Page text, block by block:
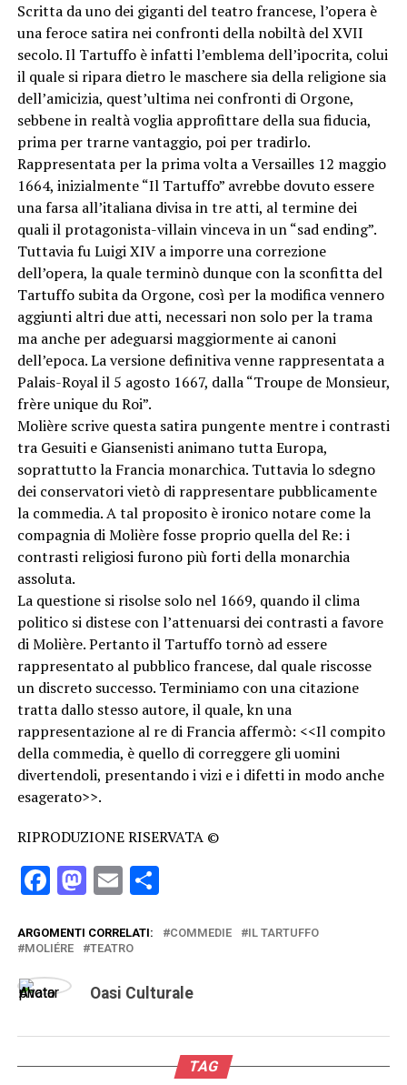
Scritta da uno dei giganti del teatro francese, l’opera è
una feroce satira nei confronti della nobiltà del XVII
secolo. Il Tartuffo è infatti l’emblema dell’ipocrita, colui
il quale si ripara dietro le maschere sia della religione sia
dell’amicizia, quest’ultima nei confronti di Orgone,
sebbene in realtà voglia approfittare della sua fiducia,
prima per trarne vantaggio, poi per tradirlo.
Rappresentata per la prima volta a Versailles 12 maggio
1664, inizialmente “Il Tartuffo” avrebbe dovuto essere
una farsa all’italiana divisa in tre atti, al termine dei
quali il protagonista-villain vinceva in un “sad ending”.
Tuttavia fu Luigi XIV a imporre una correzione
dell’opera, la quale terminò dunque con la sconfitta del
Tartuffo subita da Orgone, così per la modifica vennero
aggiunti altri due atti, necessari non solo per la trama
ma anche per adeguarsi maggiormente ai canoni
dell’epoca. La versione definitiva venne rappresentata a
Palais-Royal il 5 agosto 1667, dalla “Troupe de Monsieur,
frère unique du Roi”.
Molière scrive questa satira pungente mentre i contrasti
tra Gesuiti e Giansenisti animano tutta Europa,
soprattutto la Francia monarchica. Tuttavia lo sdegno
dei conservatori vietò di rappresentare pubblicamente
la commedia. A tal proposito è ironico notare come la
compagnia di Molière fosse proprio quella del Re: i
contrasti religiosi furono più forti della monarchia
assoluta.
La questione si risolse solo nel 1669, quando il clima
politico si distese con l’attenuarsi dei contrasti a favore
di Molière. Pertanto il Tartuffo tornò ad essere
rappresentato al pubblico francese, dal quale riscosse
un discreto successo. Terminiamo con una citazione
tratta dallo stesso autore, il quale, kn una
rappresentazione al re di Francia affermò: <<Il compito
della commedia, è quello di correggere gli uomini
divertendoli, presentando i vizi e i difetti in modo anche
esagerato>>.
RIPRODUZIONE RISERVATA ©
Facebook
Mastodon
EmailCondividi
ARGOMENTI CORRELATI: COMMEDIE
IL TARTUFFO
MOLIÉRE
TEATRO
Oasi Culturale
TAG